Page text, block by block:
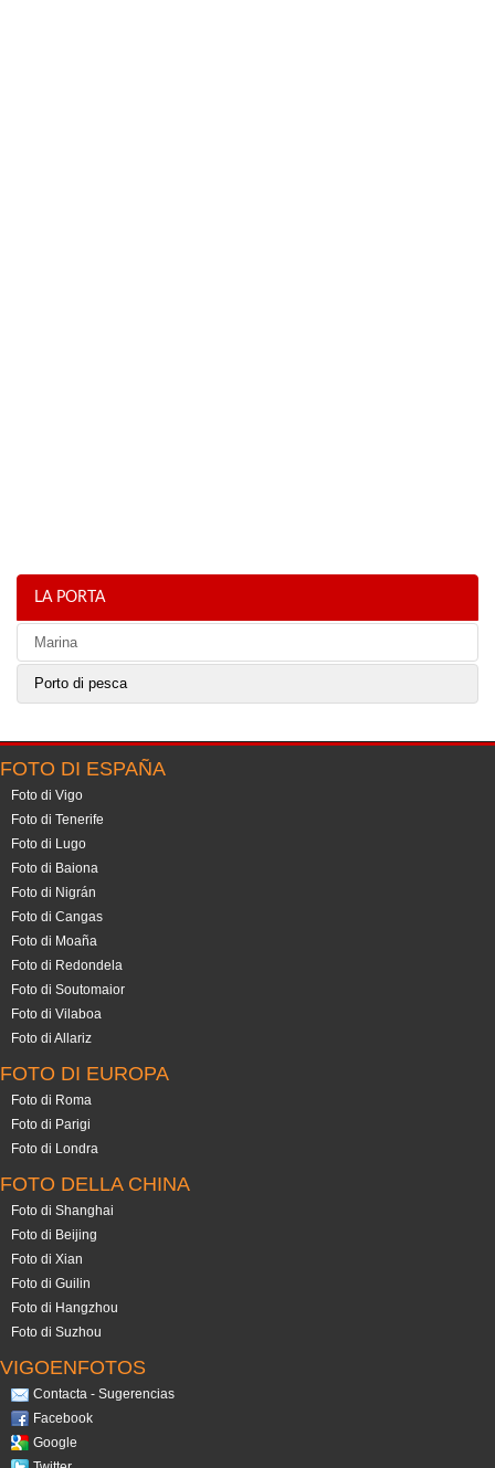
LA PORTA
Marina
Porto di pesca
FOTO DI ESPAÑA
Foto di Vigo
Foto di Tenerife
Foto di Lugo
Foto di Baiona
Foto di Nigrán
Foto di Cangas
Foto di Moaña
Foto di Redondela
Foto di Soutomaior
Foto di Vilaboa
Foto di Allariz
FOTO DI EUROPA
Foto di Roma
Foto di Parigi
Foto di Londra
FOTO DELLA CHINA
Foto di Shanghai
Foto di Beijing
Foto di Xian
Foto di Guilin
Foto di Hangzhou
Foto di Suzhou
VIGOENFOTOS
Contacta - Sugerencias
Facebook
Google